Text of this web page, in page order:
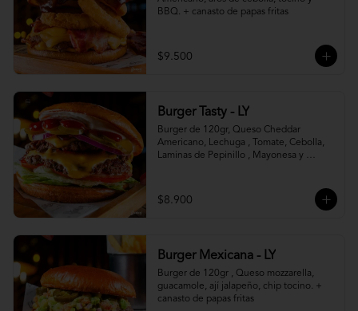
BBQ. + canasto de papas fritas
$9.500
Burger Tasty - LY
Burger de 120gr, Queso Cheddar
Americano, Lechuga , Tomate, Cebolla,
Laminas de Pepinillo , Mayonesa y
$8.900
Burger Mexicana - LY
Burger de 120gr , Queso mozzarella,
guacamole, ají jalapeño, chip tocino. +
canasto de papas fritas